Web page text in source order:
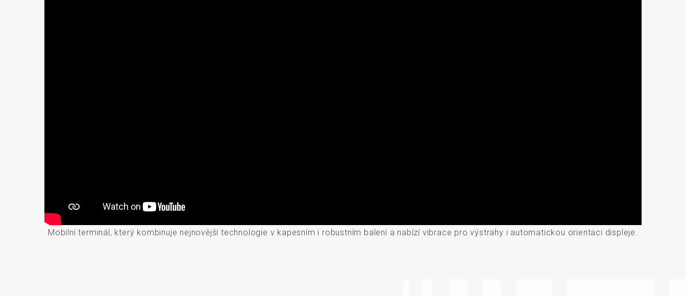
Mobilní terminál, který kombinuje nejnovější technologie v kapesním i robustním balení a nabízí vibrace pro výstrahy i automatickou orientaci displeje.